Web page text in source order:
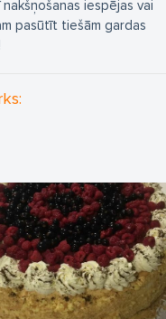
iespējas vai
pasūtīt tiešām gardas